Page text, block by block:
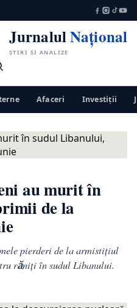
JurnalulNațional
ȘTIRI ȘI ANALIZE
Afaceri Investiții
au murit în
de la
pierderi de la armistițiul
răniți în sudul Libanului.